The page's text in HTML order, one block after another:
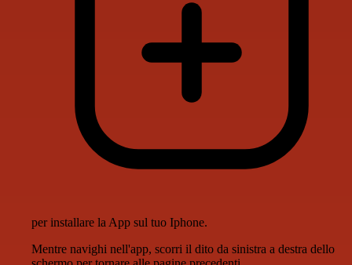
per installare la App sul tuo Iphone.
Mentre navighi nell'app, scorri il dito da sinistra a destra dello